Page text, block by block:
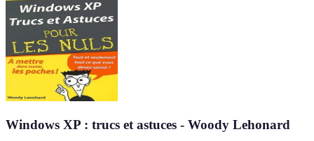
Windows XP : trucs et astuces - Woody Lehonard